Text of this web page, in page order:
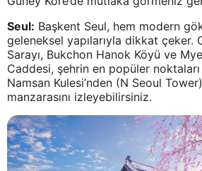
Seul: Başkent Seul, hem modern
geleneksel yapılarıyla dikkat çeker.
Sarayı, Bukchon Hanok Köyü ve
Caddesi, şehrin en popüler noktaları
Namsan Kulesi’nden (N Seoul
manzarasını izleyebilirsiniz.